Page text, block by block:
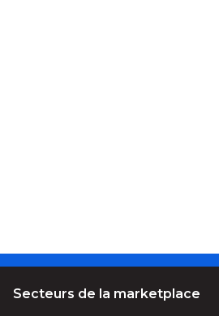
Secteurs de la marketplace